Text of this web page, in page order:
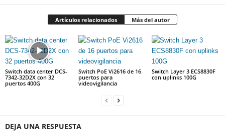
Artículos relacionados Más del autor
Switch data center DCS-
7342-32D2X con 32
puertos 400G
Switch PoE Vi2616 de 16
puertos para
videovigilancia
Switch Layer 3 ECS8830F
con uplinks 100G
DEJA UNA RESPUESTA